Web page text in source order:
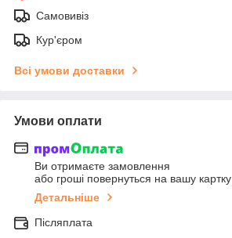
Самовивіз
Кур'єром
Всі умови доставки
Умови оплати
Ви отримаєте замовлення
або гроші повернуться на вашу картку
Детальніше
Післяплата